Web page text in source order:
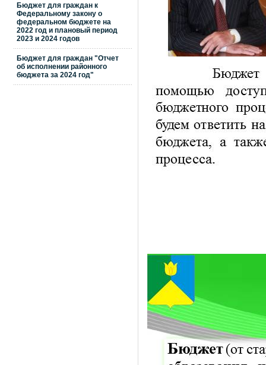
Бюджет для граждан к
Федеральному закону о
федеральном бюджете на
2022 год и плановый период
2023 и 2024 годов
Бюджет для граждан "Отчет
об исполнении районного
бюджета за 2024 год"